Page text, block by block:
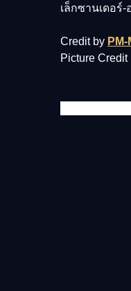
เล็กซานเดอร์
Credit by
Picture Credit